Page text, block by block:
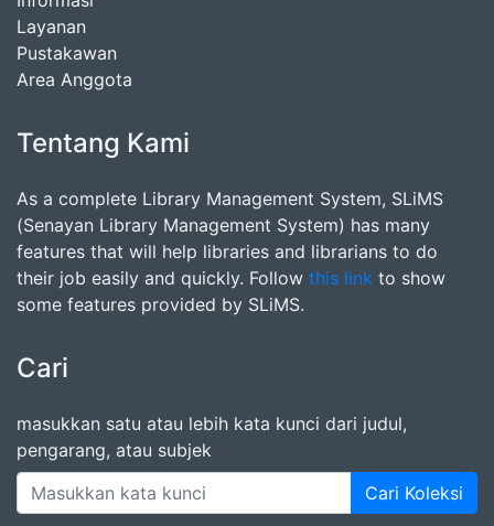
Layanan
Pustakawan
Area Anggota
Tentang Kami
As a complete Library Management System, SLiMS
(Senayan Library Management System) has many
features that will help libraries and librarians to do
their job easily and quickly. Follow this link to show
some features provided by SLiMS.
Cari
masukkan satu atau lebih kata kunci dari judul,
pengarang, atau subjek
Cari Koleksi